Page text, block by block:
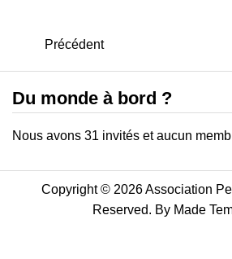
Précédent
Du monde à bord ?
Nous avons 31 invités et aucun
Copyright © 2026 Association
Reserved. By Made